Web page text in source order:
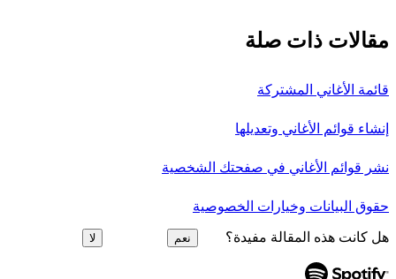
مقالات ذات صلة
قائمة الأغاني المشتركة
إنشاء قوائم الأغاني وتعديلها
نشر قوائم الأغاني في صفحتك الشخصية
حقوق البيانات وخيارات الخصوصية
هل كانت هذه المقالة مفيدة؟ نعم لا